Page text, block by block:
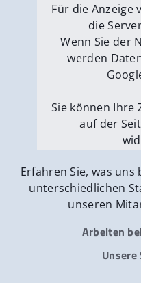
Externe
Für die Anzeige
die
Wenn Sie der
werden
Sie können Ihre
auf der
Externe
Erfahren Sie, was
unterschiedlichen
unseren
Arbeiten